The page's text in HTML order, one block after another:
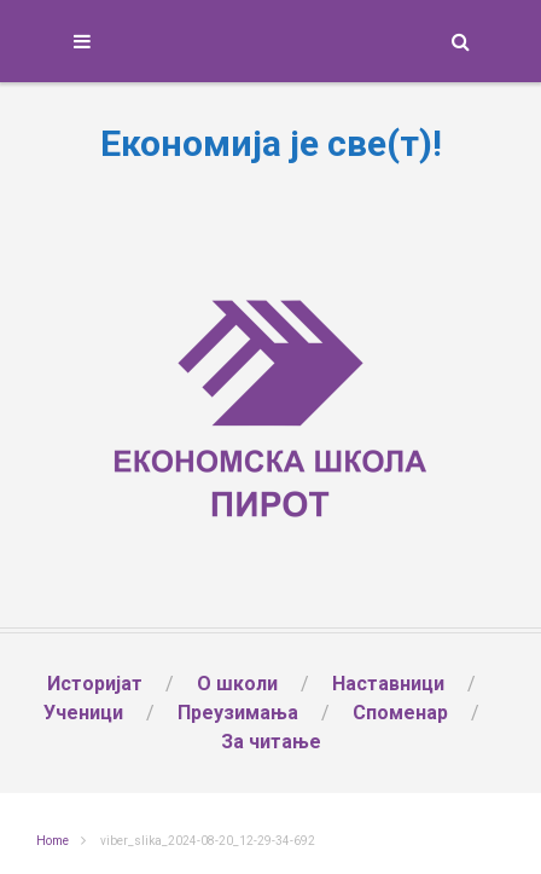
Економија је све(т)!
Историјат О школи
Наставници
Ученици
Преузимања
Споменар
За читање
Home viber_slika_2024-08-20_12-29-34-692